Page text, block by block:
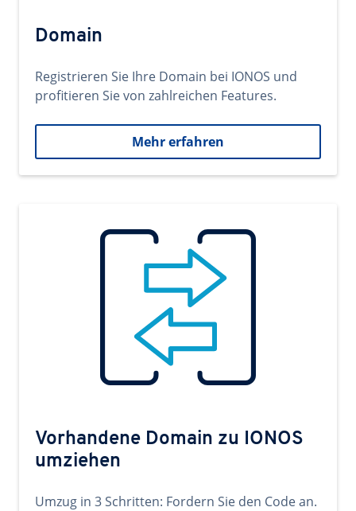
Domain
Registrieren Sie Ihre Domain bei IONOS und
profitieren Sie von zahlreichen Features.
Mehr erfahren
Vorhandene Domain zu IONOS
umziehen
Umzug in 3 Schritten: Fordern Sie den Code an.